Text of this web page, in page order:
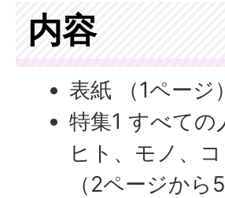
内容
表紙 （1ページ）
特集1 すべて
ヒト、モノ、
（2ページから